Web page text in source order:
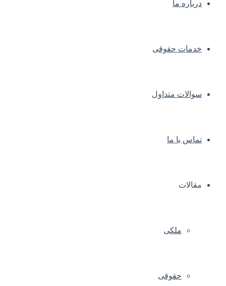
درباره ما
خدمات حقوقی
سوالات متداول
تماس با ما
مقالات
ملکی
حقوقی